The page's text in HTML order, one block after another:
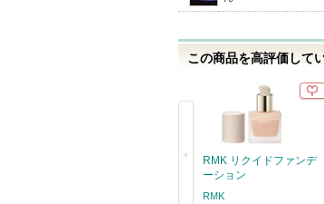
この商品を高評価して
RMK リクイドファンデ
ーション
RMK